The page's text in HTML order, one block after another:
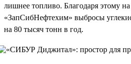
лишнее топливо. Благодаря этому
«ЗапСибНефтехим» выбросы
на 80 тысяч тонн в год.